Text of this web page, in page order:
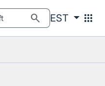
search EST apps